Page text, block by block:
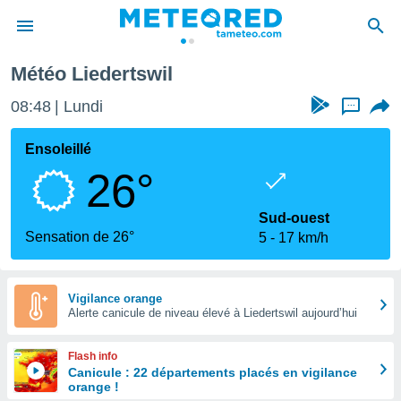
de
Météo Liedertswil
08:48 Lundi ...
Ensoleillé
26°
Sensation de 26°
Sud-ouest
5
17 km/h
Vigilance orange
Alerte canicule de niveau élevé à Liedertswil aujourd’hui
Flash info
Canicule : 22 départements placés en vigilance
orange !